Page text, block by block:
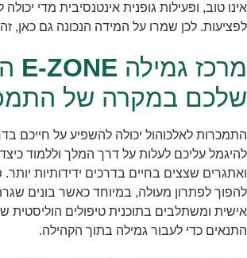
אינו טוב, ופעילות גופנית אינטנסיבית מדי
לפציעות. לכן שמרו על המידה הנכונה גם כאן,
מרכז גמילה E-ZONE
שלכם במקרה של
התמכרות לאלכוהול יכולה להשפיע על חייכם
להיגמל עליכם לעלות על דרך המלך וללמוד
ואתגרים שצצים בחיים בדרכים ידידותיות יותר.
להפוך לפתרון מעולה, במיוחד כאשר בונים
אישית ומשתלבים בתוכנית טיפולים
התנאים כדי לעבור גמילה בתוך הקהילה.